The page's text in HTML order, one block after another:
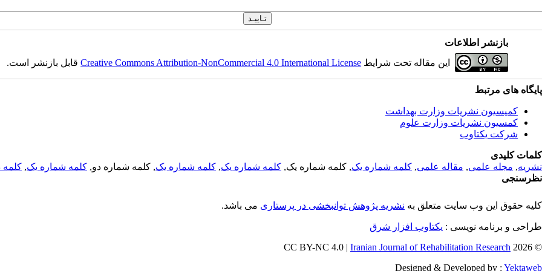
بازنشر اطلاعات
این مقاله تحت شرایط Creative Commons Attribution-NonCommercial 4.0 International Licenseقابل بازنشر است.
پایگاه های مرتبط
کمیسیون نشریات وزارت بهداشت
کمسیون نشریات وزارت علوم
شرکت یکتاوب
کلمات کلیدی
نشریه, مجله علمی, مقاله علمی, کلمه شماره یک, کلمه شماره یک, کلمه شماره یک, کلمه شماره یک, کلمه شماره دو, کلمه شماره یک, کلمه
نظرسنجی
کلیه حقوق این وب سایت متعلق به نشریه پژوهش توانبخشی در پرستاری می باشد.
طراحی و برنامه نویسی : یکتاوب افزار شرق
© 2026 CC BY-NC 4.0 |
Iranian Journal of Rehabilitation Research
Designed & Developed by : Yektaweb